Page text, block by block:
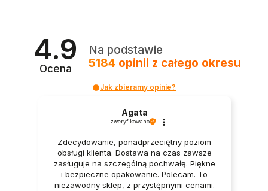
4.9
Ocena
Na podstawie
5184 opinii z całego okresu
Jak zbieramy opinie?
Agata
zweryfikowano
Zdecydowanie, ponadprzeciętny poziom
obsługi klienta. Dostawa na czas zawsze
zasługuje na szczególną pochwałę. Piękne
i bezpieczne opakowanie. Polecam. To
niezawodny sklep, z przystępnymi cenami.